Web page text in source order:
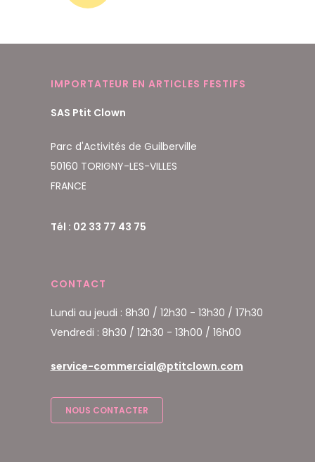
IMPORTATEUR EN ARTICLES FESTIFS
SAS Ptit Clown
Parc d'Activités de Guilberville
50160 TORIGNY-LES-VILLES
FRANCE
Tél : 02 33 77 43 75
CONTACT
Lundi au jeudi : 8h30 / 12h30 - 13h30 / 17h30
Vendredi : 8h30 / 12h30 - 13h00 / 16h00
service-commercial@ptitclown.com
NOUS CONTACTER